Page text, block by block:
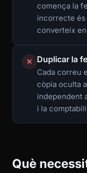
comença la
incorrecte és
converteix
✕ Duplicar la
Cada correu
còpia oculta
independent
i la
Què